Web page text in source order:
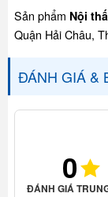
Sản phẩm Nội
Quận Hải Châu,
ĐÁNH GIÁ &
0
ĐÁNH GIÁ